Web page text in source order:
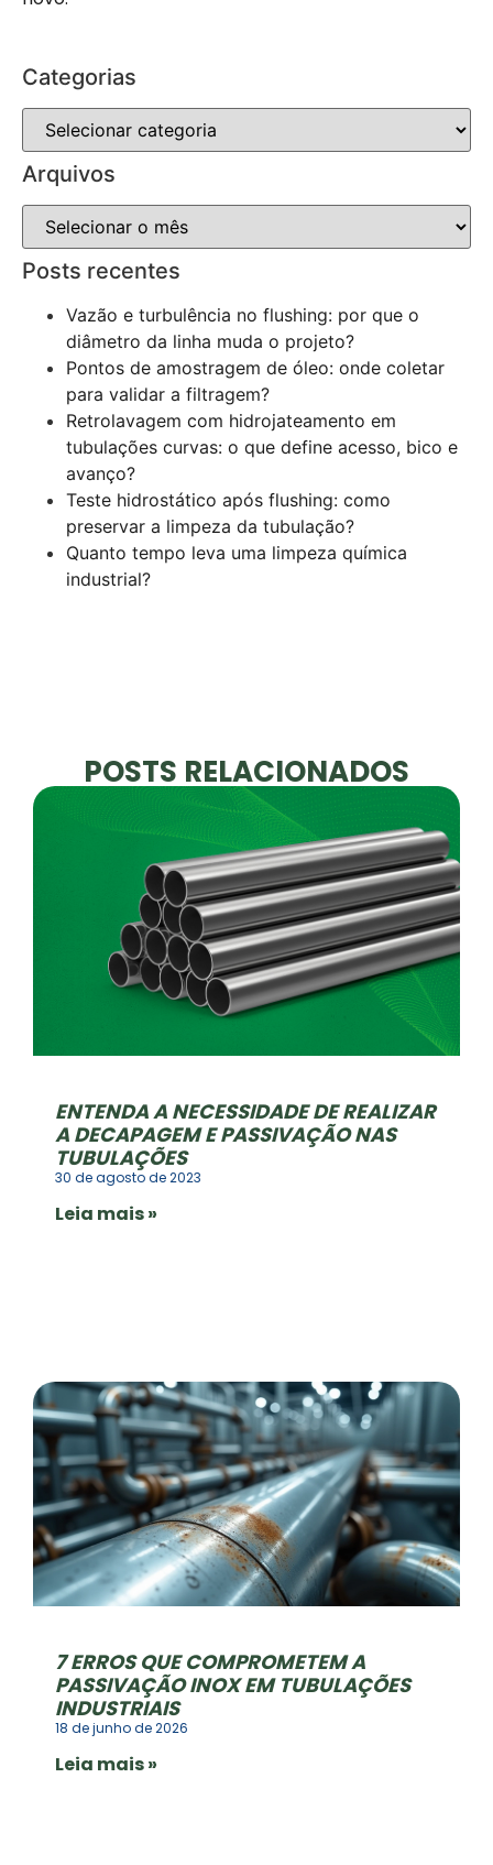
Categorias
Arquivos
Posts recentes
Vazão e turbulência no flushing: por que o
diâmetro da linha muda o projeto?
Pontos de amostragem de óleo: onde coletar
para validar a filtragem?
Retrolavagem com hidrojateamento em
tubulações curvas: o que define acesso, bico e
avanço?
Teste hidrostático após flushing: como
preservar a limpeza da tubulação?
Quanto tempo leva uma limpeza química
industrial?
POSTS RELACIONADOS
ENTENDA A NECESSIDADE DE REALIZAR
A DECAPAGEM E PASSIVAÇÃO NAS
TUBULAÇÕES
30 de agosto de 2023
Leia mais »
7 ERROS QUE COMPROMETEM A
PASSIVAÇÃO INOX EM TUBULAÇÕES
INDUSTRIAIS
18 de junho de 2026
Leia mais »